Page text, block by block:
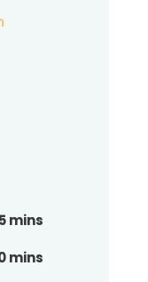
mins
mins